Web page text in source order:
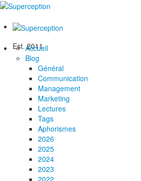
Est. 2011
Accueil
Blog
Général
Communication
Management
Marketing
Lectures
Tags
Aphorismes
2026
2025
2024
2023
2022